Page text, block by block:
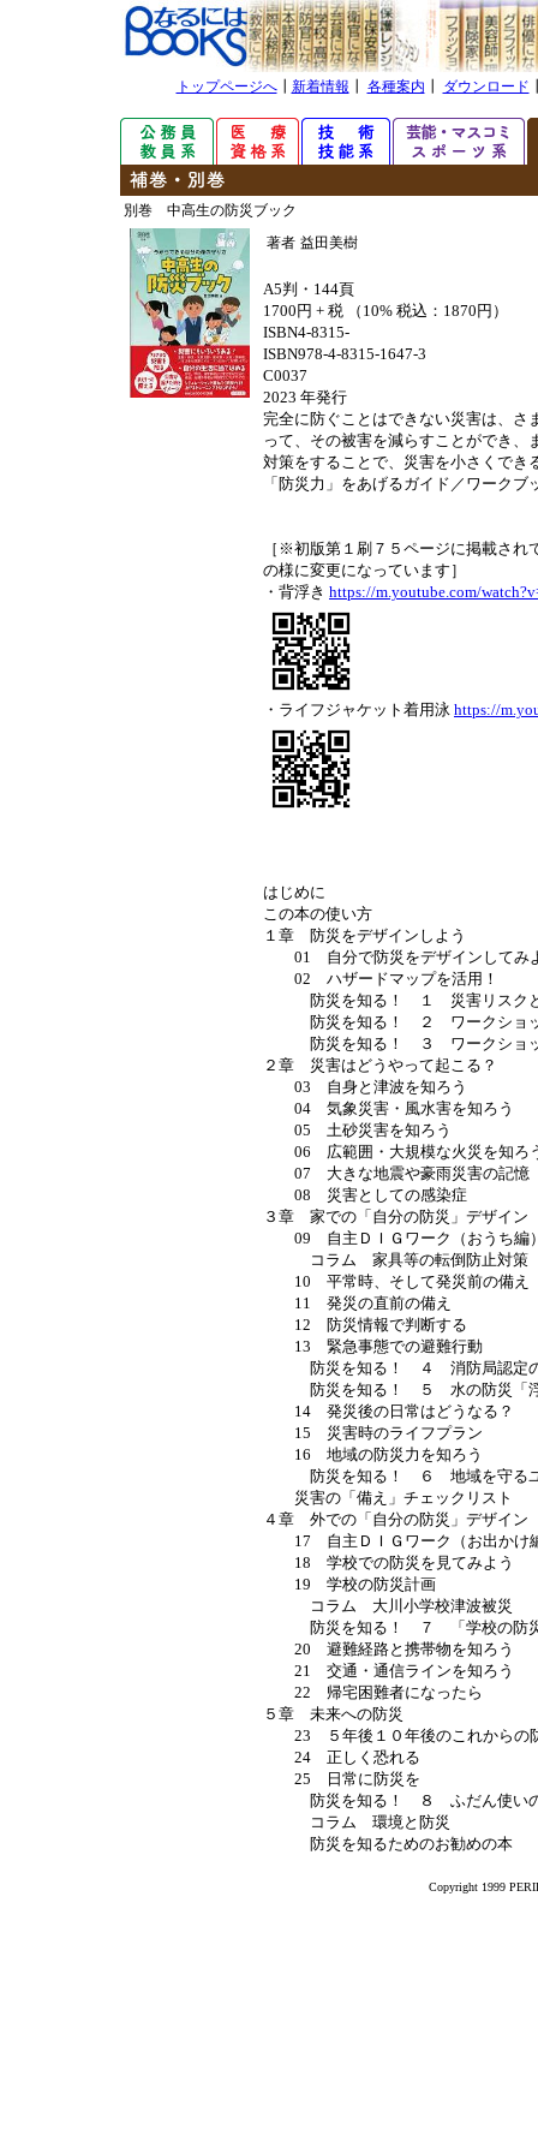
トップページへ┃ 新着情報 各種案内 ダウンロード
別巻 中高生の防災ブック
著者 益田美樹
A5判・144頁
1700円 + 税 （10% 税込：1870円）
ISBN4-8315-
ISBN978-4-8315-1647-3
C0037
2023 年発行
完全に防ぐことはできない災害は、さ
って、その被害を減らすことができ、
対策をすることで、災害を小さくでき
「防災力」をあげるガイド／ワークブ
［※初版第１刷７５ページに掲載され
の様に変更になっています］
・背浮き https://m.youtube.com/
・ライフジャケット着用泳 https://
はじめに
この本の使い方
１章 防災をデザインしよう
01 自分で防災をデザインしてみ
02 ハザードマップを活用！
防災を知る！ １ 災害リスク
防災を知る！ ２ ワークショッ
防災を知る！ ３ ワークショッ
２章 災害はどうやって起こる？
03 自身と津波を知ろう
04 気象災害・風水害を知ろう
05 土砂災害を知ろう
06 広範囲・大規模な火災を知ろ
07 大きな地震や豪雨災害の記憶
08 災害としての感染症
３章 家での「自分の防災」デザイン
09 自主ＤＩＧワーク（おうち編
コラム 家具等の転倒防止対策
10 平常時、そして発災前の備え
11 発災の直前の備え
12 防災情報で判断する
13 緊急事態での避難行動
防災を知る！ ４ 消防局認定の
防災を知る！ ５ 水の防災「浮
14 発災後の日常はどうなる？
15 災害時のライフプラン
16 地域の防災力を知ろう
防災を知る！ ６ 地域を守るユ
災害の「備え」チェックリスト
４章 外での「自分の防災」デザイン
17 自主ＤＩＧワーク（お出かけ
18 学校での防災を見てみよう
19 学校の防災計画
コラム 大川小学校津波被災
防災を知る！ ７ 「学校の防災
20 避難経路と携帯物を知ろう
21 交通・通信ラインを知ろう
22 帰宅困難者になったら
５章 未来への防災
23 ５年後１０年後のこれからの
24 正しく恐れる
25 日常に防災を
防災を知る！ ８ ふだん使いの
コラム 環境と防災
防災を知るためのお勧めの本
Copyright 1999